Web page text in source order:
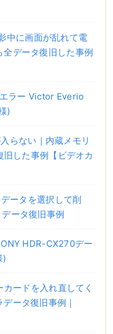
中に画面が乱れて電
データ復旧した事例
ラー Victor Everio
)
らない｜内蔵メモリ
した事例【ビデオカ
ータを選択して削
ータ復旧事例
HDR-CX270デー
)
ードを入れ直してく
ータ復旧事例｜